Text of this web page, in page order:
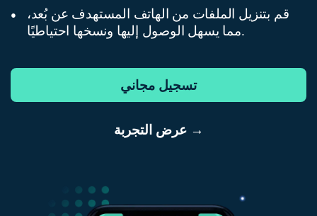
●
قم بتنزيل الملفات من الهاتف المستهدف عن بُعد،
مما يسهل الوصول إليها ونسخها احتياطيًا.
تسجيل مجاني
عرض التجربة →